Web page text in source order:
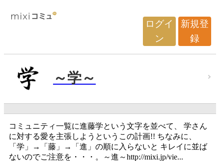
ログイ
ン
新規登
録
～学～
コミュニティ一覧に進藤学という文字を並べて、 学さん
に対する愛を主張しようというこの計画!! ちなみに、
「学」→「藤」→「進」の順に入らないと キレイに並ば
ないのでご注意を・・・。～進～http://mixi.jp/vie...